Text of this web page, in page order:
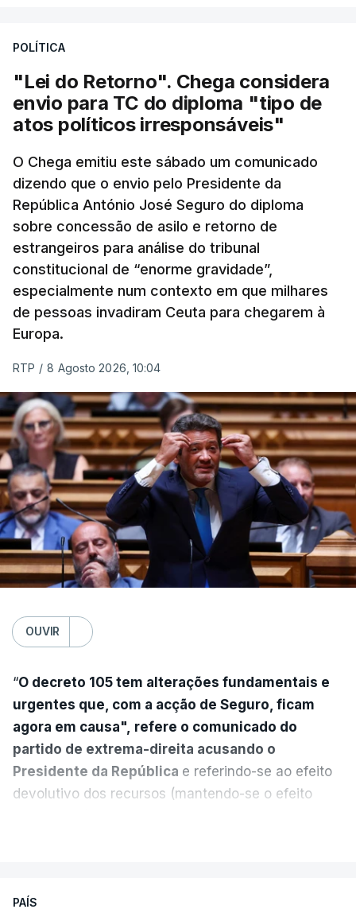
POLÍTICA
"Lei do Retorno". Chega considera
envio para TC do diploma "tipo de
atos políticos irresponsáveis"
O Chega emitiu este sábado um comunicado
dizendo que o envio pelo Presidente da
República António José Seguro do diploma
sobre concessão de asilo e retorno de
estrangeiros para análise do tribunal
constitucional de “enorme gravidade”,
especialmente num contexto em que milhares
de pessoas invadiram Ceuta para chegarem à
Europa.
RTP / 8 Agosto 2026, 10:04
OUVIR
“O decreto 105 tem alterações fundamentais e
urgentes que, com a acção de Seguro, ficam
agora em causa", refere o comunicado do
partido de extrema-direita acusando o
Presidente da República e referindo-se ao efeito
devolutivo dos recursos (mantendo-se o efeito
quanto à possibilidade de expulsar do país
PAÍS